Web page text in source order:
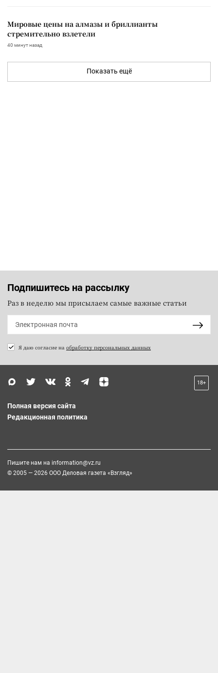
Мировые цены на алмазы и бриллианты
стремительно взлетели
40 минут назад
Показать ещё
Подпишитесь на рассылку
Раз в неделю мы присылаем самые важные статьи
Я даю согласие на обработку персональных данных
18+
Полная версия сайта
Редакционная политика
Пишите нам на information@vz.ru
© 2005 — 2026 ООО Деловая газета «Взгляд»